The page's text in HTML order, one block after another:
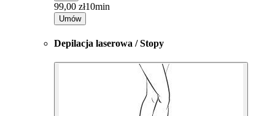
99,00 zł10min
Umów
Depilacja laserowa / Stopy